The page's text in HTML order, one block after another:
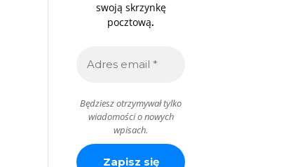
swoją skrzynkę
pocztową.
Będziesz otrzymywał tylko
wiadomości o nowych
wpisach.